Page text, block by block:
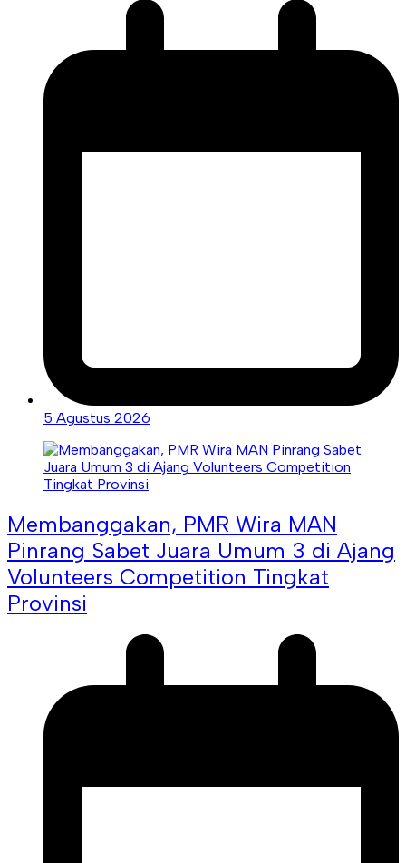
5 Agustus 2026
Membanggakan, PMR Wira MAN
Pinrang Sabet Juara Umum 3 di Ajang
Volunteers Competition Tingkat
Provinsi